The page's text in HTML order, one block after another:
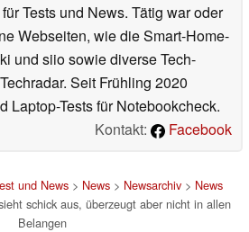
Tests und News. Tätig war oder
Webseiten, wie die Smart-Home-
und siio sowie diverse Tech-
Seit Frühling 2020
Laptop-Tests für Notebookcheck.
Kontakt:
Facebook
und News> News> Newsarchiv> News
schick aus, überzeugt aber nicht in allen
Belangen